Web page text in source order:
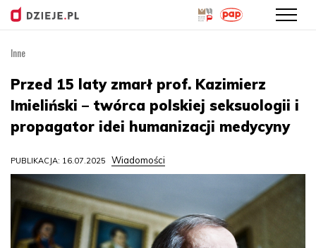
treści
Inne
Przed 15 laty zmarł prof. Kazimierz
Imieliński – twórca polskiej seksuologii i
propagator idei humanizacji medycyny
PUBLIKACJA: 16.07.2025 Wiadomości